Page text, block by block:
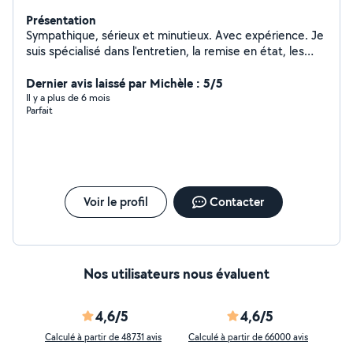
Présentation
Sympathique, sérieux et minutieux. Avec expérience. Je
suis spécialisé dans l'entretien, la remise en état, les
qualifié pour de l'aide aux devoirs ou bien des cours
particuliers
Dernier avis laissé par Michèle : 5/5
Il y a plus de 6 mois
Parfait
Voir le profil Contacter
Nos utilisateurs nous évaluent
4,6/5
Calculé à partir de 48731 avis
4,6/5
Calculé à partir de 66000 avis